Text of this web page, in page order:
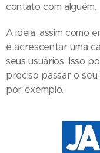
contato com alguém.
A ideia, assim como
é acrescentar uma
seus usuários. Isso
preciso passar o
por exemplo.